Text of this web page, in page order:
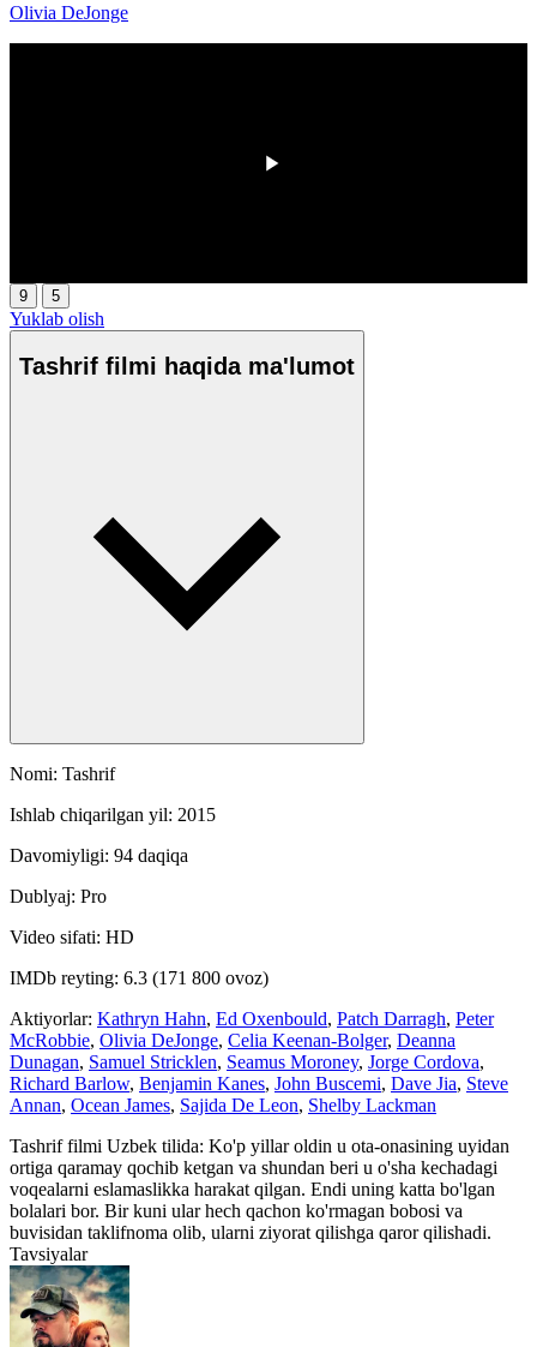
Olivia DeJonge
9 5
Yuklab olish
Tashrif filmi haqida ma'lumot
Nomi: Tashrif
Ishlab chiqarilgan yil: 2015
Davomiyligi: 94 daqiqa
Dublyaj: Pro
Video sifati: HD
IMDb reyting: 6.3 (171 800 ovoz)
Aktiyorlar: Kathryn Hahn, Ed Oxenbould, Patch Darragh, Peter
McRobbie, Olivia DeJonge, Celia Keenan-Bolger, Deanna
Dunagan, Samuel Stricklen, Seamus Moroney, Jorge Cordova,
Richard Barlow, Benjamin Kanes, John Buscemi, Dave Jia, Steve
Annan, Ocean James, Sajida De Leon, Shelby Lackman
Tashrif filmi Uzbek tilida: Ko'p yillar oldin u ota-onasining uyidan
ortiga qaramay qochib ketgan va shundan beri u o'sha kechadagi
voqealarni eslamaslikka harakat qilgan. Endi uning katta bo'lgan
bolalari bor. Bir kuni ular hech qachon ko'rmagan bobosi va
buvisidan taklifnoma olib, ularni ziyorat qilishga qaror qilishadi.
Tavsiyalar